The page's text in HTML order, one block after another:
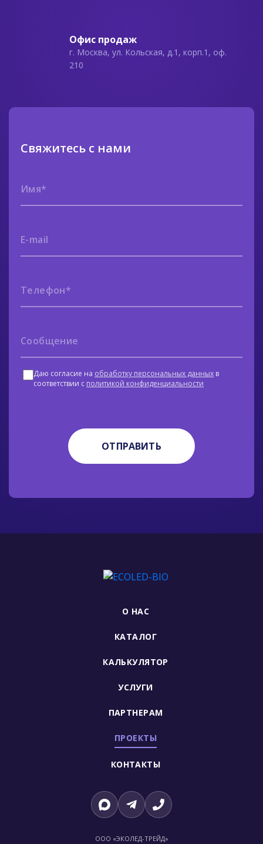
Офис продаж
г. Москва, ул. Кольская, д.1, корп.1, оф.
210
Свяжитесь с нами
Даю согласие на обработку персональных данных в
соответствии с политикой конфиденциальности
О НАС
КАТАЛОГ
КАЛЬКУЛЯТОР
УСЛУГИ
ПАРТНЕРАМ
ПРОЕКТЫ
КОНТАКТЫ
ООО «ЭКОЛЕД-ТРЕЙД»